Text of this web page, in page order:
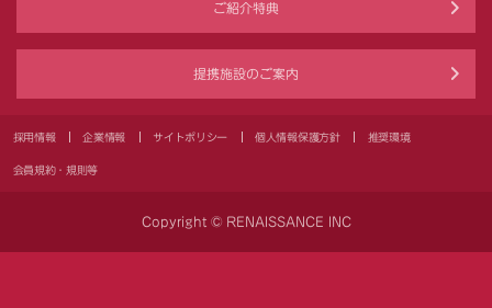
ご紹介特典
提携施設のご案内
採用情報 企業情報 サイトポリシー 個人情報保護方針 推奨環境
会員規約・規則等
Copyright © RENAISSANCE INC